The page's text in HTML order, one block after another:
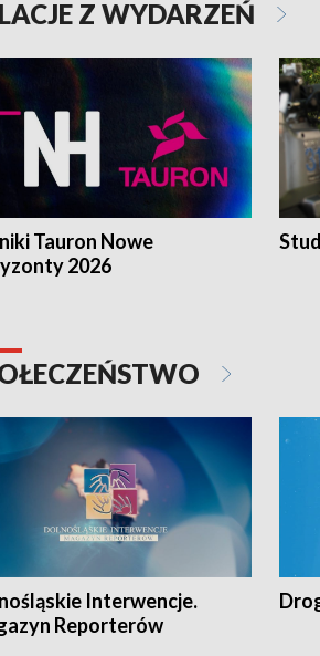
Z WYDARZEŃ
Tauron Nowe
2026
Interwencje.
Reporterów